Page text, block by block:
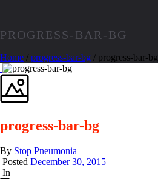
PROGRESS-BAR-BG
Home / progress-bar-bg / progress-bar-bg
progress-bar-bg
By Stop Pneumonia
Posted December 30, 2015
In